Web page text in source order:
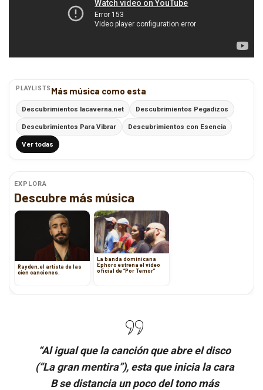
PLAYLISTS Más música como esta
Descubrimientos lacaverna.net Descubrimientos Pegadizos
Descubrimientos Para Vibrar Descubrimientos con Esencia
Ver todas
EXPLORA
Descubre más música
Rayden, el artista de las
cien canciones.
La banda dominicana
Ephoro estrena el vídeo
oficial de “Por Temor”
“Al igual que la canción que abre el disco
(“La gran mentira”), esta que inicia la cara
B se distancia un poco del tono más